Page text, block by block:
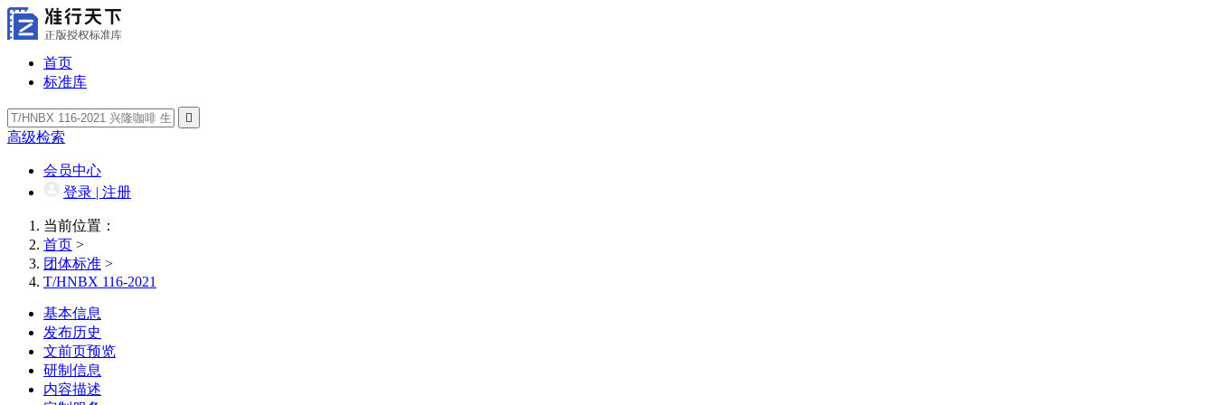
首页
标准库

高级检索
会员中心
登录 | 注册
当前位置：
首页 >
团体标准 >
T/HNBX 116-2021
基本信息
发布历史
文前页预览
研制信息
内容描述